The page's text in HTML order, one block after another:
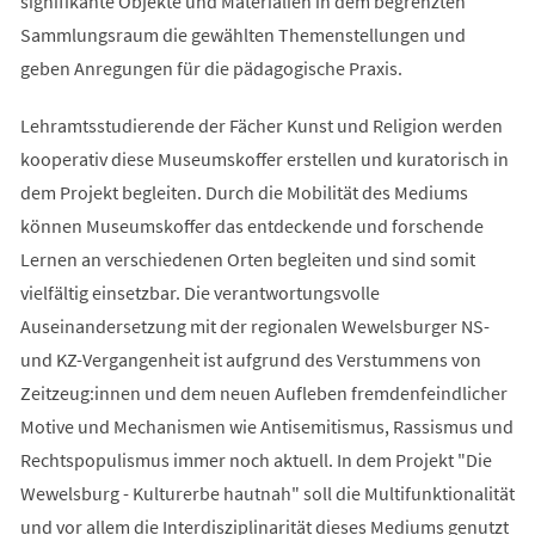
Sammlungsraum die gewählten Themenstellungen und
geben Anregungen für die pädagogische Praxis.
Lehramtsstudierende der Fächer Kunst und Religion werden
kooperativ diese Museumskoffer erstellen und kuratorisch in
dem Projekt begleiten. Durch die Mobilität des Mediums
können Museumskoffer das entdeckende und forschende
Lernen an verschiedenen Orten begleiten und sind somit
vielfältig einsetzbar. Die verantwortungsvolle
Auseinandersetzung mit der regionalen Wewelsburger NS-
und KZ-Vergangenheit ist aufgrund des Verstummens von
Zeitzeug:innen und dem neuen Aufleben fremdenfeindlicher
Motive und Mechanismen wie Antisemitismus, Rassismus und
Rechtspopulismus immer noch aktuell. In dem Projekt "Die
Wewelsburg - Kulturerbe hautnah" soll die Multifunktionalität
und vor allem die Interdisziplinarität dieses Mediums genutzt